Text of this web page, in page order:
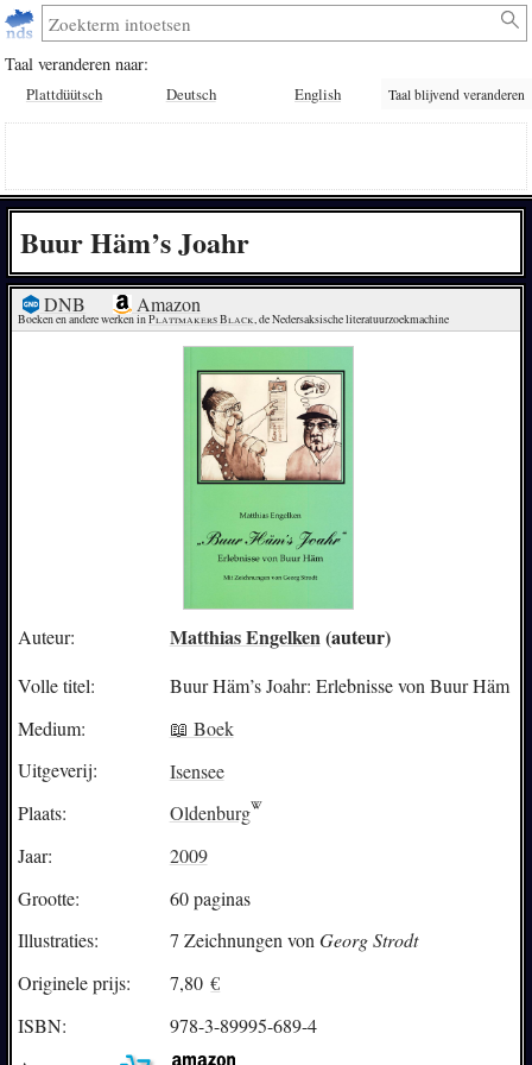
Taal veranderen naar:
Plattdüütsch Deutsch English Taal blijvend veranderen
Buur Häm’s Joahr
DNB Amazon
Boeken en andere werken in Plattmakers Black, de Nedersaksische literatuurzoekmachine
Auteur: Matthias Engelken (auteur)
Volle titel:
Buur Häm’s Joahr: Erlebnisse von Buur Häm
Medium:
📖 Boek
Uitgeverij:
Isensee
Plaats:
Oldenburg
Jaar:
2009
Grootte:
60 paginas
Illustraties:
7 Zeichnungen vonGeorg Strodt
Originele prijs:
7,80 €
ISBN:
978-3-89995-689-4